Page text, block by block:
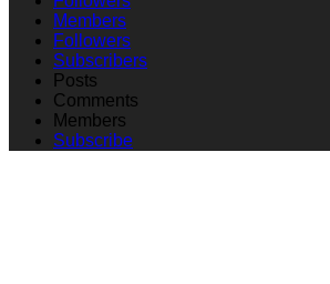
Members
Followers
Subscribers
Posts
Comments
Members
Subscribe